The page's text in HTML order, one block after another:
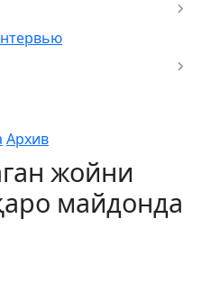
Архив
жойни
майдонда